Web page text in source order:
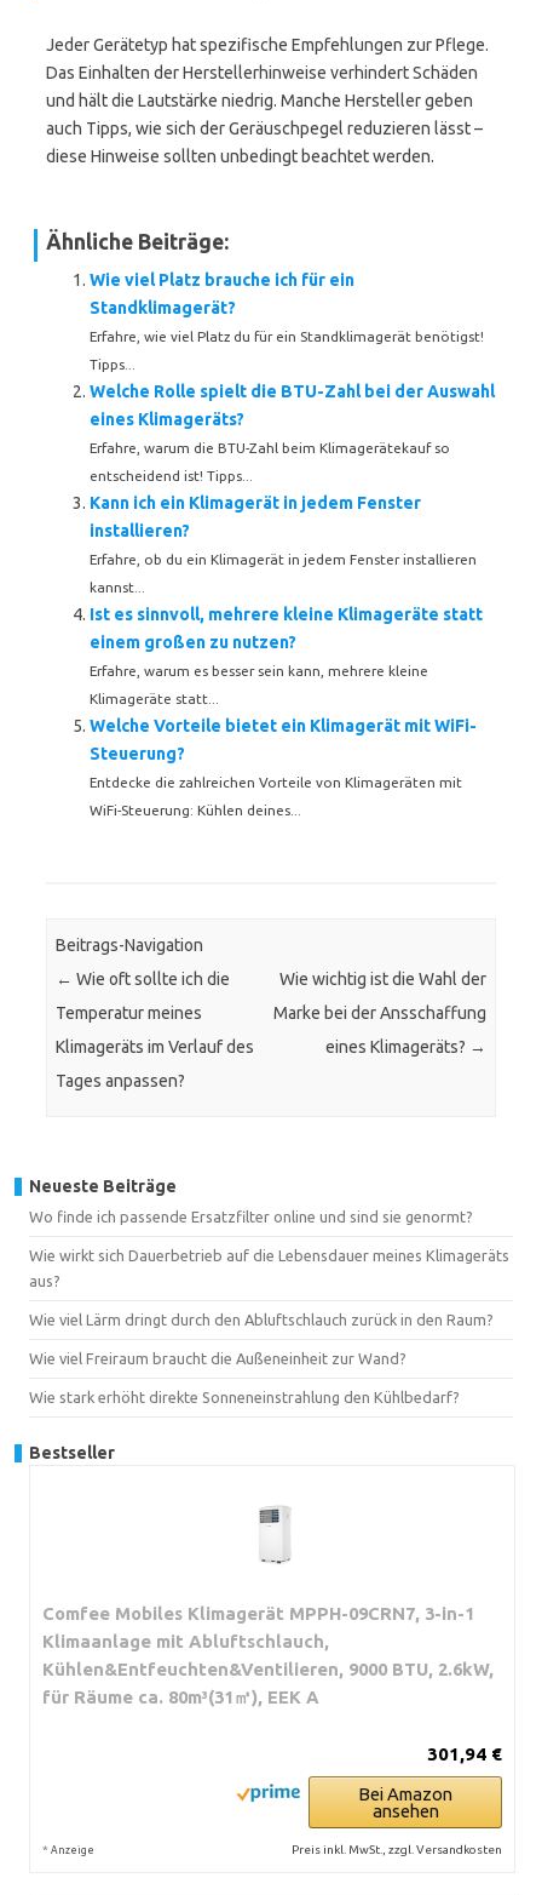
Jeder Gerätetyp hat spezifische Empfehlungen zur Pflege.
Das Einhalten der Herstellerhinweise verhindert Schäden
und hält die Lautstärke niedrig. Manche Hersteller geben
auch Tipps, wie sich der Geräuschpegel reduzieren lässt –
diese Hinweise sollten unbedingt beachtet werden.
Ähnliche Beiträge:
Wie viel Platz brauche ich für ein
Standklimagerät?
Erfahre, wie viel Platz du für ein Standklimagerät benötigst!
Tipps...
Welche Rolle spielt die BTU-Zahl bei der Auswahl
eines Klimageräts?
Erfahre, warum die BTU-Zahl beim Klimagerätekauf so
entscheidend ist! Tipps...
Kann ich ein Klimagerät in jedem Fenster
installieren?
Erfahre, ob du ein Klimagerät in jedem Fenster installieren
kannst...
Ist es sinnvoll, mehrere kleine Klimageräte statt
einem großen zu nutzen?
Erfahre, warum es besser sein kann, mehrere kleine
Klimageräte statt...
Welche Vorteile bietet ein Klimagerät mit WiFi-
Steuerung?
Entdecke die zahlreichen Vorteile von Klimageräten mit
WiFi-Steuerung: Kühlen deines...
Beitrags-Navigation
← Wie oft sollte ich die
Temperatur meines
Klimageräts im Verlauf des
Tages anpassen?
Wie wichtig ist die Wahl der
Marke bei der Ansschaffung
eines Klimageräts? →
Neueste Beiträge
Wo finde ich passende Ersatzfilter online und sind sie genormt?
Wie wirkt sich Dauerbetrieb auf die Lebensdauer meines Klimageräts
aus?
Wie viel Lärm dringt durch den Abluftschlauch zurück in den Raum?
Wie viel Freiraum braucht die Außeneinheit zur Wand?
Wie stark erhöht direkte Sonneneinstrahlung den Kühlbedarf?
Bestseller
Comfee Mobiles Klimagerät MPPH-09CRN7, 3-in-1
Klimaanlage mit Abluftschlauch,
Kühlen&Entfeuchten&Ventilieren, 9000 BTU, 2.6kW,
für Räume ca. 80m³(31㎡), EEK A
301,94 €
Bei Amazon
ansehen
* Anzeige Preis inkl. MwSt., zzgl. Versandkosten